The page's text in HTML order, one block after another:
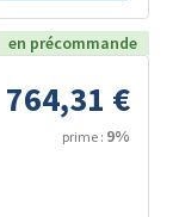
en précommande
764,31 €
prime : 9%